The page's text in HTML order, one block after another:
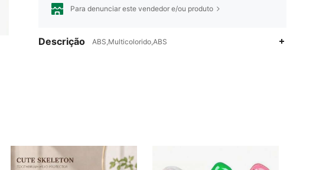
Para denunciar este vendedor e/ou produto
Descrição ABS,Multicolorido,ABS